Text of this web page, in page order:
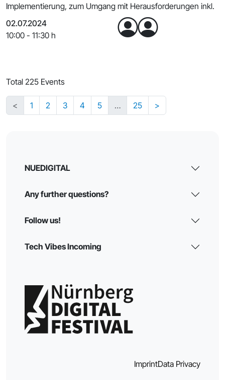
Implementierung, zum Umgang mit Herausforderungen inkl.
02.07.2024
10:00 - 11:30 h
Total 225 Events
< 1 2 3 4 5 … 25 >
NUEDIGITAL
Any further questions?
Follow us!
Tech Vibes Incoming
ImprintData Privacy